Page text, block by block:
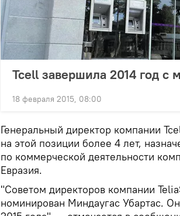
Tcell завершила 2014 год с
18 февраля 2015, 08:00
Генеральный директор компании
на этой позиции более 4 лет,
по коммерческой деятельности
Евразия.
"Советом директоров компании
номинирован Миндаугас Убартас.